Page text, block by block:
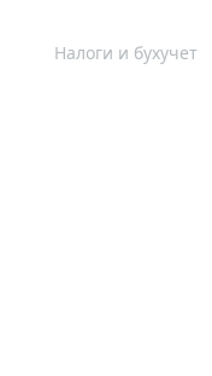
Налоги и бухучет